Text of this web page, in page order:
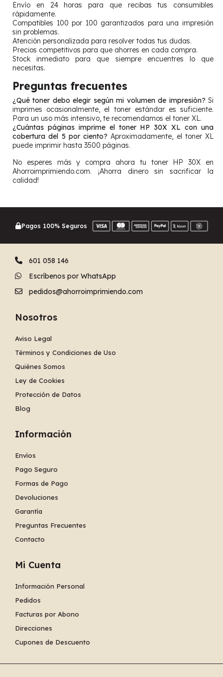
Envío en 24 horas para que recibas tus consumibles
rápidamente.
Compatibles 100 por 100 garantizados para una impresión
sin problemas.
Atención personalizada para resolver todas tus dudas.
Precios competitivos para que ahorres en cada compra.
Stock inmediato para que siempre encuentres lo que
necesitas.
Preguntas frecuentes
¿Qué toner debo elegir según mi volumen de impresión? Si
imprimes ocasionalmente, el toner estándar es suficiente.
Para un uso más intensivo, te recomendamos el toner XL.
¿Cuántas páginas imprime el toner HP 30X XL con una
cobertura del 5 por ciento? Aproximadamente, el toner XL
puede imprimir hasta 3500 páginas.
No esperes más y compra ahora tu toner HP 30X en
Ahorroimprimiendo.com. ¡Ahorra dinero sin sacrificar la
calidad!
Pagos 100% Seguros
601 058 146
Escríbenos por WhatsApp
pedidos@ahorroimprimiendo.com
Nosotros
Aviso Legal
Términos y Condiciones de Uso
Quiénes Somos
Ley de Cookies
Protección de Datos
Blog
Información
Envíos
Pago Seguro
Formas de Pago
Devoluciones
Garantía
Preguntas Frecuentes
Contacto
Mi Cuenta
Información Personal
Pedidos
Facturas por Abono
Direcciones
Cupones de Descuento